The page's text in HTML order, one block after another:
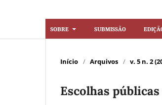
Sobre Submissão
Início / Arquivos / v. 5 n. 2
Escolhas